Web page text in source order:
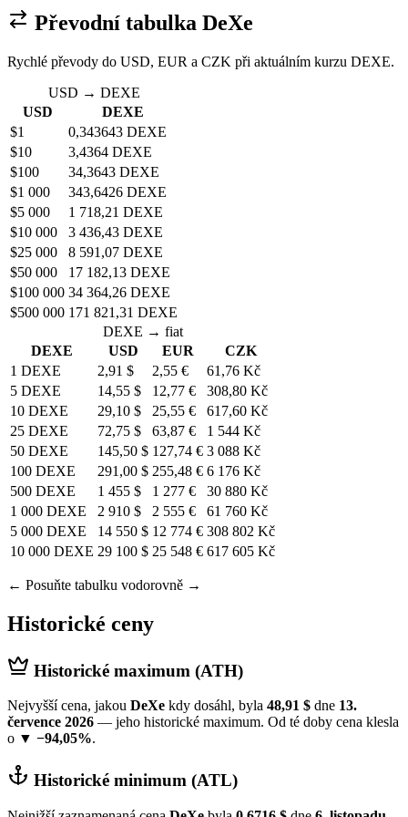
Převodní tabulka DeXe
Rychlé převody do USD, EUR a CZK při aktuálním kurzu DEXE.
USD → DEXE
USD
DEXE
$1
0,343643 DEXE
$10
3,4364 DEXE
$100
34,3643 DEXE
$1 000
343,6426 DEXE
$5 000
1 718,21 DEXE
$10 000
3 436,43 DEXE
$25 000
8 591,07 DEXE
$50 000
17 182,13 DEXE
$100 000 34 364,26 DEXE
$500 000 171 821,31 DEXE
DEXE → fiat
DEXE
USD EUR
CZK
1 DEXE
2,91 $ 2,55 €
61,76 Kč
5 DEXE
14,55 $ 12,77 €
308,80 Kč
10 DEXE
29,10 $ 25,55 €
617,60 Kč
25 DEXE
72,75 $ 63,87 €
1 544 Kč
50 DEXE
145,50 $ 127,74 € 3 088 Kč
100 DEXE
291,00 $ 255,48 € 6 176 Kč
500 DEXE
1 455 $ 1 277 €
30 880 Kč
1 000 DEXE
2 910 $ 2 555 €
61 760 Kč
5 000 DEXE
14 550 $ 12 774 € 308 802 Kč
10 000 DEXE 29 100 $ 25 548 € 617 605 Kč
← Posuňte tabulku vodorovně →
Historické ceny
Historické maximum (ATH)
Nejvyšší cena, jakou DeXe kdy dosáhl, byla 48,91 $ dne 13.
července 2026 — jeho historické maximum. Od té doby cena klesla
o ▼ −94,05%.
Historické minimum (ATL)